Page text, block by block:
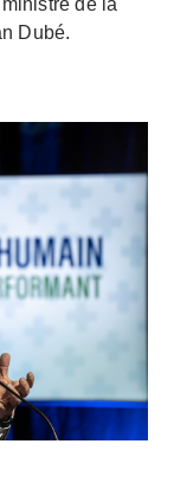
de la
Dubé.